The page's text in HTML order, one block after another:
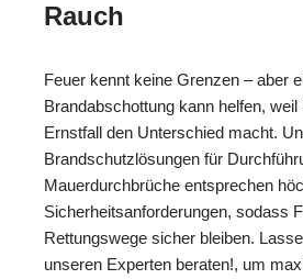
Rauch
Feuer kennt keine Grenzen – aber
Brandabschottung kann helfen, weil
Ernstfall den Unterschied macht.
Brandschutzlösungen für
Mauerdurchbrüche entsprechen
Sicherheitsanforderungen, sodass
Rettungswege sicher bleiben.
unseren Experten beraten!, um